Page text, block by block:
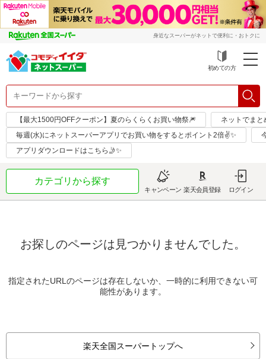
身近なスーパーがネットで便利に・おトクに
初めての方
【最大1500円OFFクーポン】夏のらくらくお買い物祭🎆
ネットでまと
毎週(水)にネットスーパーアプリでお買い物をするとポイント2倍✌✨
アプリダウンロードはこちら🤳✨
カテゴリから探す
キャンペーン 楽天会員登録 ログイン
お探しのページは見つかりませんでした。
指定されたURLのページは存在しないか、一時的に利用できない可
能性があります。
楽天全国スーパートップへ